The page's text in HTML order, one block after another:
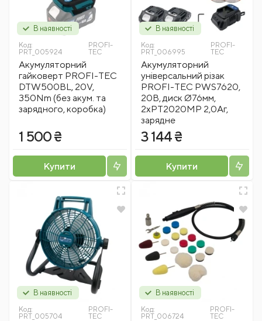
В наявності
Код:
PRT_005924
PROFI-
TEC
Акумуляторний
гайковерт PROFI-TEC
DTW500BL, 20V,
350Nm (без акум. та
зарядного, коробка)
1 500 ₴
Купити
В наявності
Код:
PRT_006995
PROFI-
TEC
Акумуляторний
універсальний різак
PROFI-TEC PWS7620,
20В, диск Ø76мм,
2xPT2020MP 2,0Аг,
зарядне
3 144 ₴
Купити
В наявності
Код:
PRT_005704
PROFI-
TEC
В наявності
Код:
PRT_006724
PROFI-
TEC